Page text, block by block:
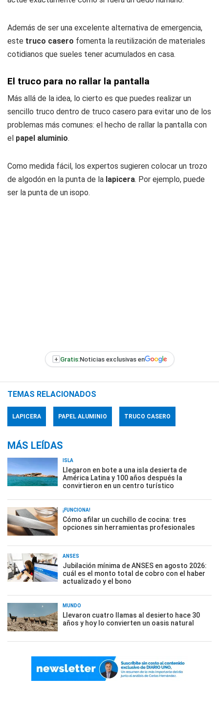
Además de ser una excelente alternativa de emergencia,
este truco casero fomenta la reutilización de materiales
cotidianos que sueles tener acumulados en casa.
El truco para no rallar la pantalla
Más allá de la idea, lo cierto es que puedes realizar un
sencillo truco dentro de truco casero para evitar uno de los
problemas más comunes: el hecho de rallar la pantalla con
el papel aluminio.
Como medida fácil, los expertos sugieren colocar un trozo
de algodón en la punta de la lapicera. Por ejemplo, puede
ser la punta de un isopo.
+ Gratis:Noticias exclusivas en
TEMAS RELACIONADOS
LAPICERA PAPEL ALUMINIO TRUCO CASERO
MÁS LEÍDAS
ISLA
Llegaron en bote a una isla desierta de
América Latina y 100 años después la
convirtieron en un centro turístico
¡FUNCIONA!
Cómo afilar un cuchillo de cocina: tres
opciones sin herramientas profesionales
ANSES
Jubilación mínima de ANSES en agosto 2026:
cuál es el monto total de cobro con el haber
actualizado y el bono
MUNDO
Llevaron cuatro llamas al desierto hace 30
años y hoy lo convierten un oasis natural